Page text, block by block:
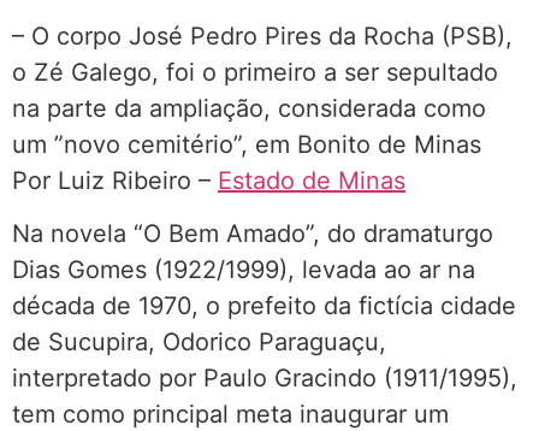
– O corpo José Pedro Pires da Rocha (PSB),
o Zé Galego, foi o primeiro a ser sepultado
na parte da ampliação, considerada como
um ”novo cemitério”, em Bonito de Minas
Por Luiz Ribeiro – Estado de Minas
Na novela “O Bem Amado”, do dramaturgo
Dias Gomes (1922/1999), levada ao ar na
década de 1970, o prefeito da fictícia cidade
de Sucupira, Odorico Paraguaçu,
interpretado por Paulo Gracindo (1911/1995),
tem como principal meta inaugurar um